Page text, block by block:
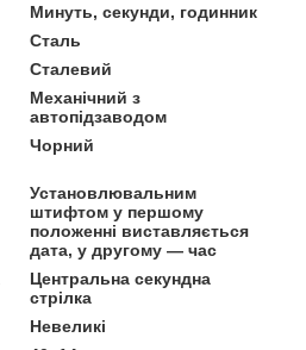
Минуть, секунди, годинник
Сталь
Сталевий
Механічний з
автопідзаводом
Чорний
Установлювальним
штифтом у першому
положенні виставляється
дата, у другому — час
Центральна секундна
стрілка
Невеликі